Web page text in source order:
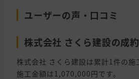
ユーザーの声・口コミ
株式会社 さくら建設の成
株式会社 さくら建設は累計1件の施
施工金額は1,070,000円です。